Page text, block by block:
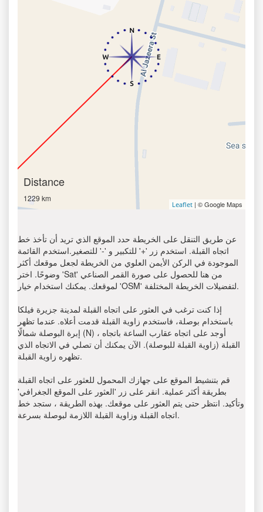
Distance
1229 km
Leaflet | © Google Maps
عن طريق التنقل على الخريطة حدد الموقع الذي تريد أن تأخذ خط
اتجاه القبلة. استخدم زر '+' للتكبير و '-' للتصغير.استخدم القائمة
الموجودة في الركن الأيمن العلوي من الخريطة لجعل موقعك أكثر
وضوحًا. اختر 'Sat' من هنا للحصول على صورة القمر الصناعي
لموقعك. يمكنك استخدام خيار 'OSM' لتفضيلات الخريطة المختلفة.
إذا كنت ترغب في العثور على اتجاه القبلة لمدينة جزيرة فيلكا
باستخدام بوصلة، فاستخدم زاوية القبلة قدمت أعلاه. عندما تظهر
إبرة البوصلة شمالًا (N) ، أوجد على اتجاه عقارب الساعة باتجاه
القبلة (زاوية القبلة للبوصلة). الآن يمكنك أن تصلي في الاتجاه الذي
تظهره زاوية القبلة.
قم بتنشيط الموقع على جهازك المحمول للعثور على اتجاه القبلة
بطريقة أكثر عملية. انقر على زر 'العثور على الموقع الجغرافي'
وتأكيد. انتظر حتى يتم العثور على موقعك. بهذه الطريقة ، ستجد خط
اتجاه القبلة وزاوية القبلة اللازمة لبوصلة بسرعة.